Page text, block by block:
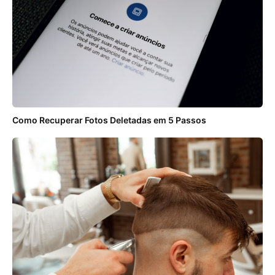
Como Recuperar Fotos Deletadas em 5 Passos